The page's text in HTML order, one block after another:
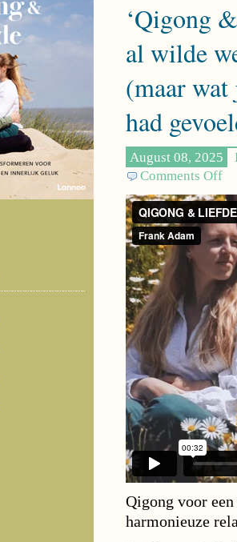
‘Qigong
al wilde
(maar
had
August 08, 2025
Comments Offon
&
wat
jij
al
en
al
Qigong voor
harmonieuze